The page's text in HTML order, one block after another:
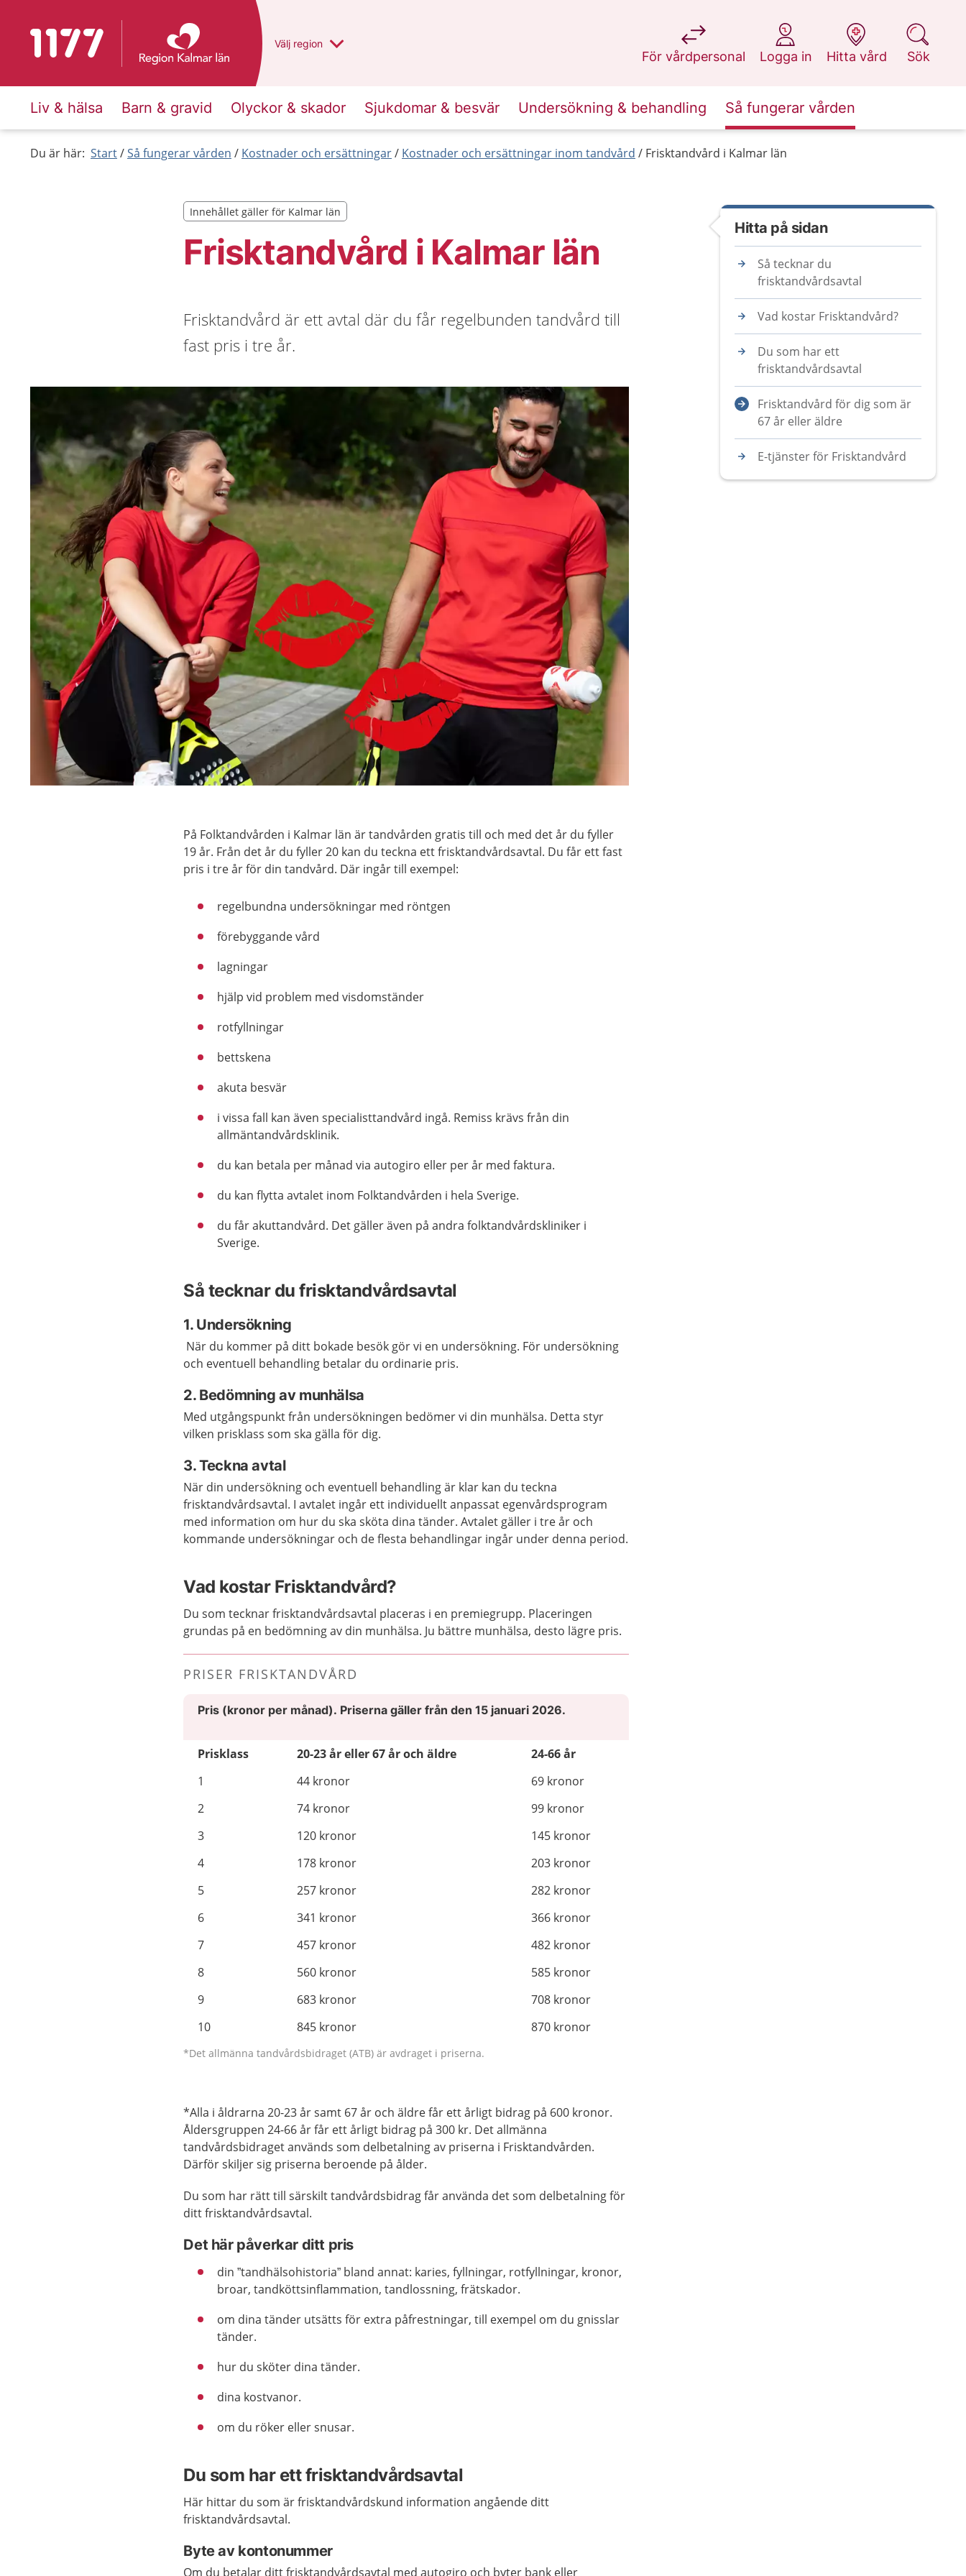
Till startsidan för 1177 Du har valt region
Välj en annan
region
För vårdpersonal
på 1177.se
Logga in
på 1177.se
Hitta vård
på 1177.se
Sök
på 1177.se
Liv & hälsa Barn & gravid Olyckor & skador Sjukdomar & besvär Undersökning & behandling Så fungerar vården
Du är här: Start Så fungerar vården Kostnader och ersättningar Kostnader och ersättningar inom tandvård Frisktandvård i Kalmar län
Frisktandvård i Kalmar län
Innehållet gäller för Kalmar län
Innehållet gäller för Kalmar län
Frisktandvård är ett avtal där du får regelbunden tandvård till
fast pris i tre år.
På Folktandvården i Kalmar län är tandvården gratis till och med det år du fyller
19 år. Från det år du fyller 20 kan du teckna ett frisktandvårdsavtal. Du får ett fast
pris i tre år för din tandvård. Där ingår till exempel:
regelbundna undersökningar med röntgen
förebyggande vård
lagningar
hjälp vid problem med visdomständer
rotfyllningar
bettskena
akuta besvär
i vissa fall kan även specialisttandvård ingå. Remiss krävs från din
allmäntandvårdsklinik.
du kan betala per månad via autogiro eller per år med faktura.
du kan flytta avtalet inom Folktandvården i hela Sverige.
du får akuttandvård. Det gäller även på andra folktandvårdskliniker i
Sverige.
Så tecknar du frisktandvårdsavtal
1. Undersökning
När du kommer på ditt bokade besök gör vi en undersökning. För undersökning
och eventuell behandling betalar du ordinarie pris.
2. Bedömning av munhälsa
Med utgångspunkt från undersökningen bedömer vi din munhälsa. Detta styr
vilken prisklass som ska gälla för dig.
3. Teckna avtal
När din undersökning och eventuell behandling är klar kan du teckna
frisktandvårdsavtal. I avtalet ingår ett individuellt anpassat egenvårdsprogram
med information om hur du ska sköta dina tänder. Avtalet gäller i tre år och
kommande undersökningar och de flesta behandlingar ingår under denna period.
Vad kostar Frisktandvård?
Du som tecknar frisktandvårdsavtal placeras i en premiegrupp. Placeringen
grundas på en bedömning av din munhälsa. Ju bättre munhälsa, desto lägre pris.
PRISER FRISKTANDVÅRD
Pris (kronor per månad). Priserna gäller från den 15 januari 2026.
Prisklass 20-23 år eller 67 år och äldre
24-66 år
1
44 kronor
69 kronor
2
74 kronor
99 kronor
3
120 kronor
145 kronor
4
178 kronor
203 kronor
5
257 kronor
282 kronor
6
341 kronor
366 kronor
7
457 kronor
482 kronor
8
560 kronor
585 kronor
9
683 kronor
708 kronor
10
845 kronor 870 kronor
*Det allmänna tandvårdsbidraget (ATB) är avdraget i priserna.
*Alla i åldrarna 20-23 år samt 67 år och äldre får ett årligt bidrag på 600 kronor.
Åldersgruppen 24-66 år får ett årligt bidrag på 300 kr. Det allmänna
tandvårdsbidraget används som delbetalning av priserna i Frisktandvården.
Därför skiljer sig priserna beroende på ålder.
Du som har rätt till särskilt tandvårdsbidrag får använda det som delbetalning för
ditt frisktandvårdsavtal.
Det här påverkar ditt pris
din ”tandhälsohistoria” bland annat: karies, fyllningar, rotfyllningar, kronor,
broar, tandköttsinflammation, tandlossning, frätskador.
om dina tänder utsätts för extra påfrestningar, till exempel om du gnisslar
tänder.
hur du sköter dina tänder.
dina kostvanor.
om du röker eller snusar.
Du som har ett frisktandvårdsavtal
Här hittar du som är frisktandvårdskund information angående ditt
frisktandvårdsavtal.
Byte av kontonummer
Om du betalar ditt frisktandvårdsavtal med autogiro och byter bank eller
Hitta på sidan
Så tecknar du
frisktandvårdsavtal
Vad kostar Frisktandvård?
Du som har ett
frisktandvårdsavtal
Frisktandvård för dig som är
67 år eller äldre
E-tjänster för Frisktandvård